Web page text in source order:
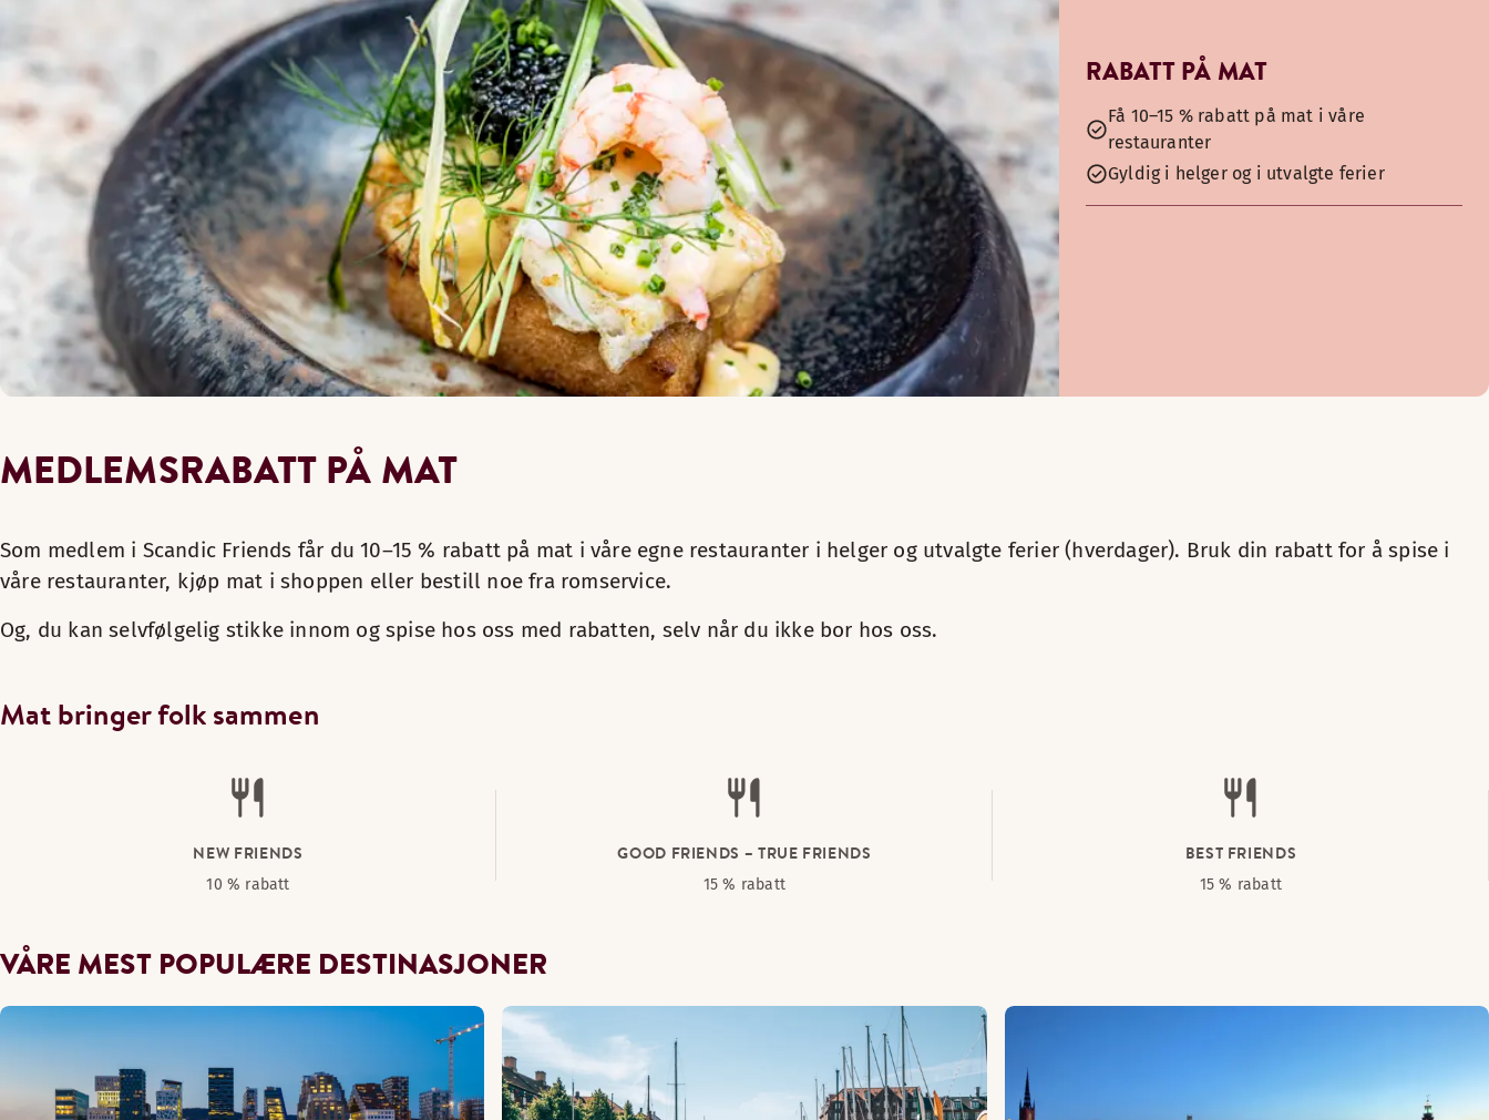
RABATT PÅ MAT
Få 10–15 % rabatt på mat i våre
restauranter
Gyldig i helger og i utvalgte ferier
MEDLEMSRABATT PÅ MAT
Som medlem i Scandic Friends får du 10–15 % rabatt på mat i våre egne restauranter i helger og utvalgte ferier (hverdager). Bruk din rabatt for å spise i
våre restauranter, kjøp mat i shoppen eller bestill noe fra romservice.
Og, du kan selvfølgelig stikke innom og spise hos oss med rabatten, selv når du ikke bor hos oss.
Mat bringer folk sammen
NEW FRIENDS
10 % rabatt
GOOD FRIENDS – TRUE FRIENDS
15 % rabatt
BEST FRIENDS
15 % rabatt
VÅRE MEST POPULÆRE DESTINASJONER